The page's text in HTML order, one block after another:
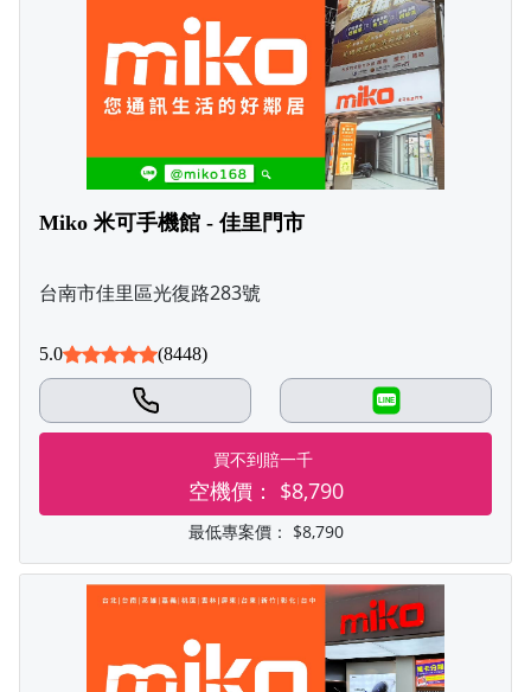
Miko 米可手機館 - 佳里門市
台南市佳里區光復路283號
5.0 (8448)
LINE
買不到賠一千
空機價： $8,790
最低專案價： $8,790